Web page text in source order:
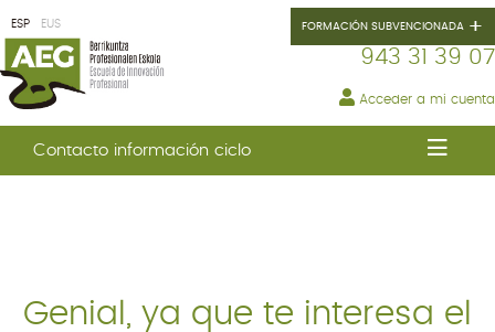
ESP EUS FORMACIÓN SUBVENCIONADA +
943 31 39 07
Acceder a mi cuenta
Contacto información ciclo
AEG
PROFESIONAL
Genial, ya que te interesa el